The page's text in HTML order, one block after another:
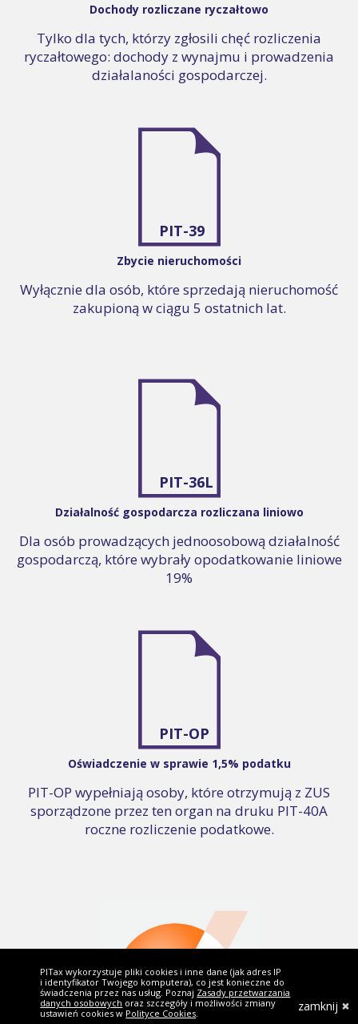
Dochody rozliczane ryczałtowo
Tylko dla tych, którzy zgłosili chęć rozliczenia
ryczałtowego: dochody z wynajmu i prowadzenia
działalaności gospodarczej.
PIT-39
Zbycie nieruchomości
Wyłącznie dla osób, które sprzedają nieruchomość
zakupioną w ciągu 5 ostatnich lat.
PIT-36L
Działalność gospodarcza rozliczana liniowo
Dla osób prowadzących jednoosobową działalność
gospodarczą, które wybrały opodatkowanie liniowe
19%
PIT-OP
Oświadczenie w sprawie 1,5% podatku
PIT-OP wypełniają osoby, które otrzymują z ZUS
sporządzone przez ten organ na druku PIT-40A
roczne rozliczenie podatkowe.
PITax wykorzystuje pliki cookies i inne dane (jak adres IP
i identyfikator Twojego komputera), co jest konieczne do
świadczenia przez nas usług. Poznaj Zasady przetwarzania
danych osobowych oraz szczegóły i możliwości zmiany
ustawień cookies w Polityce Cookies. zamknij